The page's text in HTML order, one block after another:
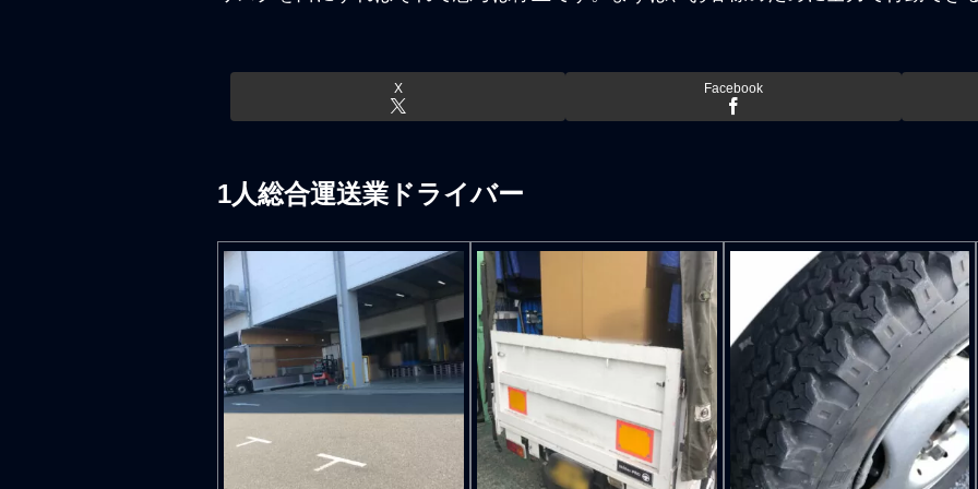
X Facebook
1人総合運送業ドライバー